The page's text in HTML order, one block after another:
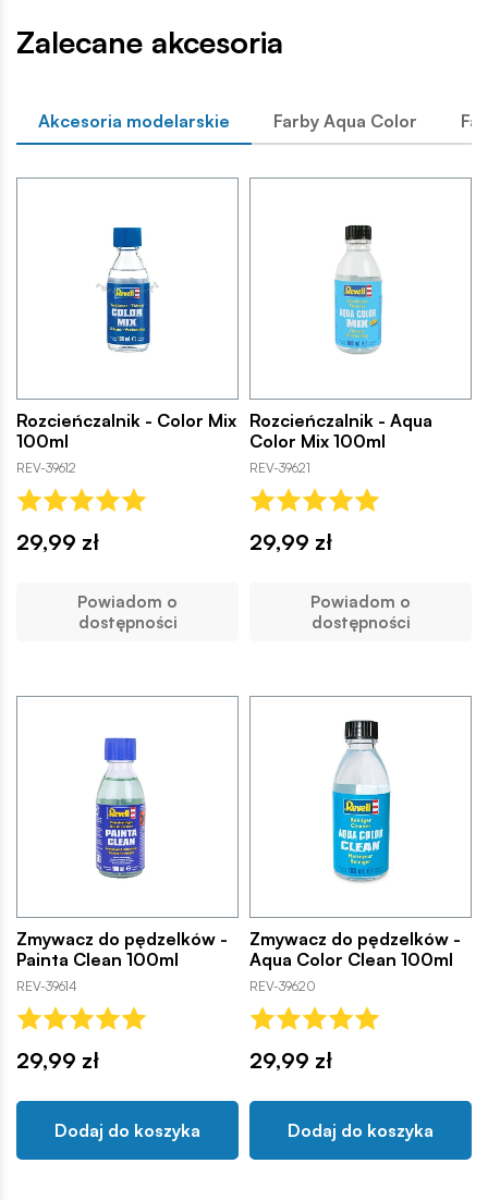
Zalecane akcesoria
Akcesoria modelarskie Farby Aqua Color
Rozcieńczalnik - Color Mix
100ml
REV-39612
29,99 zł
Powiadom o
dostępności
Rozcieńczalnik - Aqua
Color Mix 100ml
REV-39621
29,99 zł
Powiadom o
dostępności
Zmywacz do pędzelków -
Painta Clean 100ml
REV-39614
29,99 zł
Dodaj do koszyka
Zmywacz do pędzelków -
Aqua Color Clean 100ml
REV-39620
29,99 zł
Dodaj do koszyka